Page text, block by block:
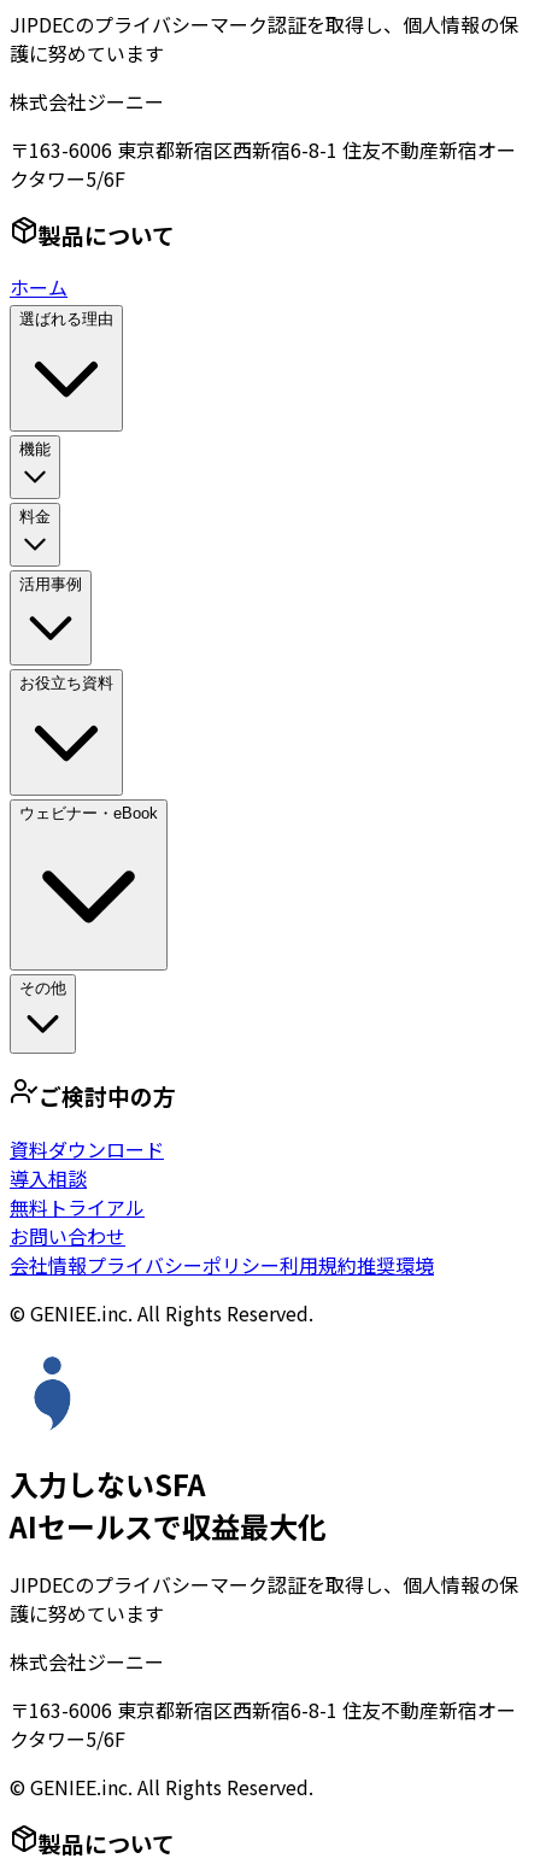
JIPDECのプライバシーマーク認証を取得し、個人情報の保
護に努めています
株式会社ジーニー
〒163-6006 東京都新宿区西新宿6-8-1 住友不動産新宿オー
クタワー5/6F
製品について
ホーム
選ばれる理由
機能
料金
活用事例
お役立ち資料
ウェビナー・eBook
その他
ご検討中の方
資料ダウンロード
導入相談
無料トライアル
お問い合わせ
会社情報プライバシーポリシー利用規約推奨環境
© GENIEE.inc. All Rights Reserved.
入力しないSFA
AIセールスで収益最大化
JIPDECのプライバシーマーク認証を取得し、個人情報の保
護に努めています
株式会社ジーニー
〒163-6006 東京都新宿区西新宿6-8-1 住友不動産新宿オー
クタワー5/6F
© GENIEE.inc. All Rights Reserved.
製品について